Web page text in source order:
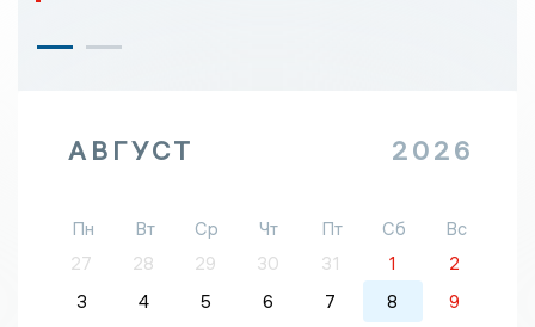
АВГУСТ 2026
Пн Вт Ср Чт Пт Сб
Вс
27
28 29 30 31 1
2
3
4 5 6 7 8
9